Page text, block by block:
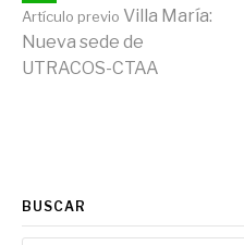
WhatsApp
Artículo previo Villa María:
Nueva sede de
UTRACOS-CTAA
BUSCAR